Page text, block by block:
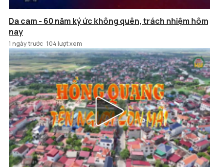
Da cam - 60 năm ký ức không quên, trách nhiệm hôm
nay
1 ngày trước 104 lượt xem